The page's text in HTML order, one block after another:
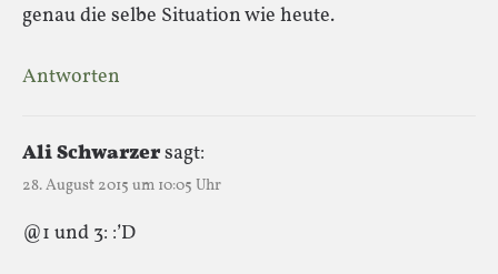
genau die selbe Situation wie heute.
Antworten
Ali Schwarzersagt:
28. August 2015 um 10:05 Uhr
@1 und 3: :’D